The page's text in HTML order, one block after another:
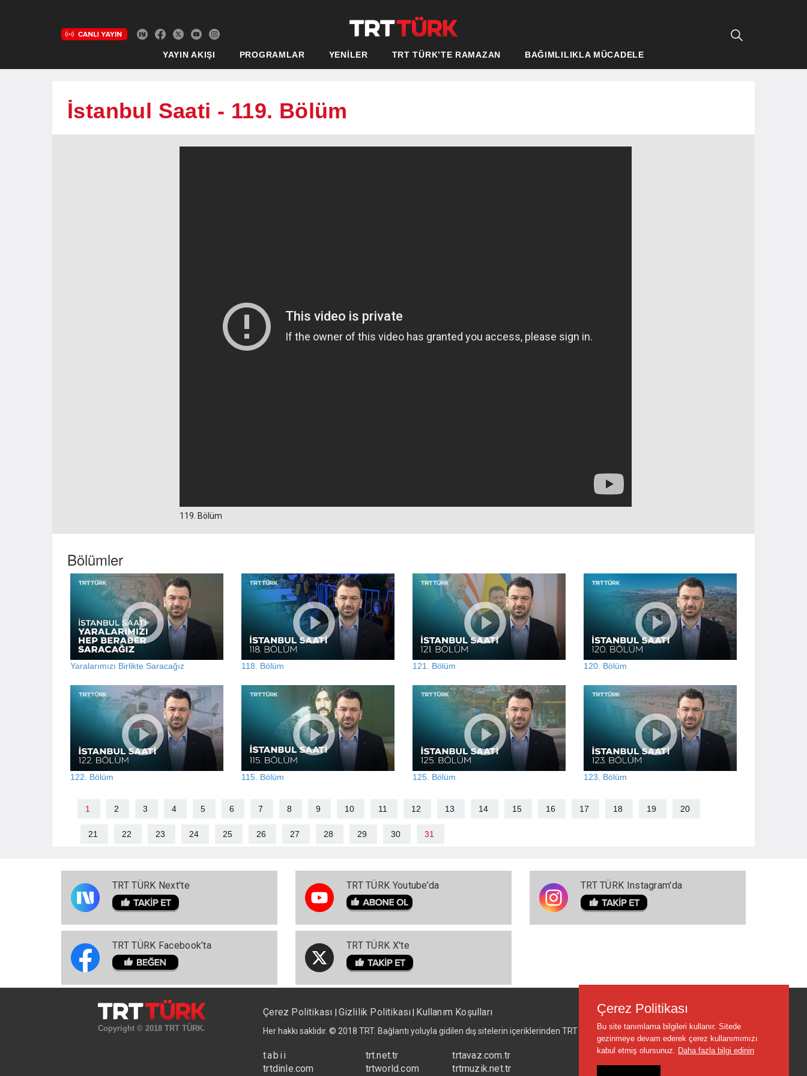
YAYIN AKIŞI PROGRAMLAR YENİLER TRT TÜRK’TE RAMAZAN BAĞIMLILIKLA MÜCADELE
İstanbul Saati - 119. Bölüm
119. Bölüm
Bölümler
Yaralarımızı Birlikte Saracağız 118. Bölüm 121. Bölüm 120. Bölüm
122. Bölüm 115. Bölüm 125. Bölüm 123. Bölüm
1 2 3 4 5 6 7 8 9 10 11 12 13 14 15 16 17 18 19 20
21 22 23 24 25 26 27 28 29 30 31
TRT TÜRK Next'te
TRT TÜRK Facebook’ta
TRT TÜRK Youtube’da
TRT TÜRK X'te
TRT TÜRK Instagram'da
Copyright © 2018 TRT TÜRK.
Çerez Politikası Gizlilik Politikası Kullanım Koşulları
Her hakkı saklıdır. © 2018 TRT. Bağlantı yoluyla gidilen dış sitelerin içeriklerinden TRT sorumlu değildir.
tabii
trtdinle.com
trt.net.tr
trtworld.com
trtavaz.com.tr
trtmuzik.net.tr
Çerez Politikası
Bu site tanımlama bilgileri kullanır. Sitede
gezinmeye devam ederek çerez kullanımımızı
kabul etmiş olursunuz. Daha fazla bilgi edinin